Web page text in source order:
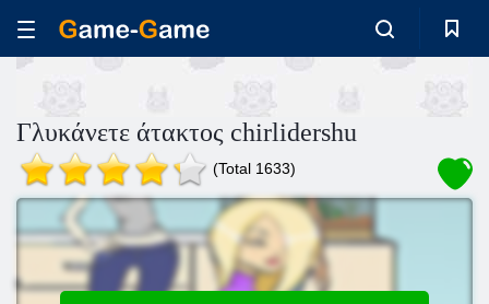
Γλυκάνετε άτακτος chirlidershu
(Total 1633)